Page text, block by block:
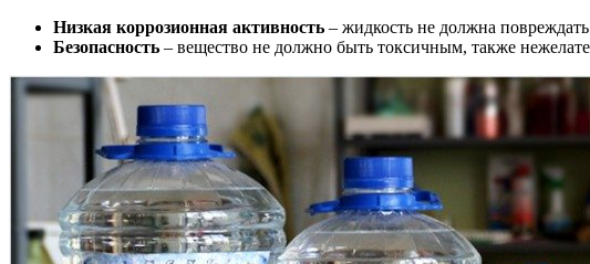
Низкая коррозионная активность – жидкость не должна
Безопасность – вещество не должно быть токсичным, также